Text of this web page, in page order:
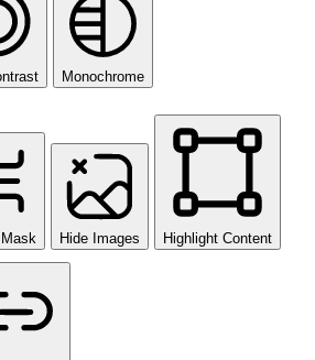
Monochrome
Hide Images Highlight Content